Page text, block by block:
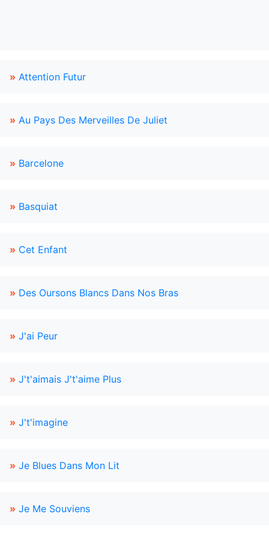
» Attention Futur
» Au Pays Des Merveilles De Juliet
» Barcelone
» Basquiat
» Cet Enfant
» Des Oursons Blancs Dans Nos Bras
» J'ai Peur
» J't'aimais J't'aime Plus
» J't'imagine
» Je Blues Dans Mon Lit
» Je Me Souviens